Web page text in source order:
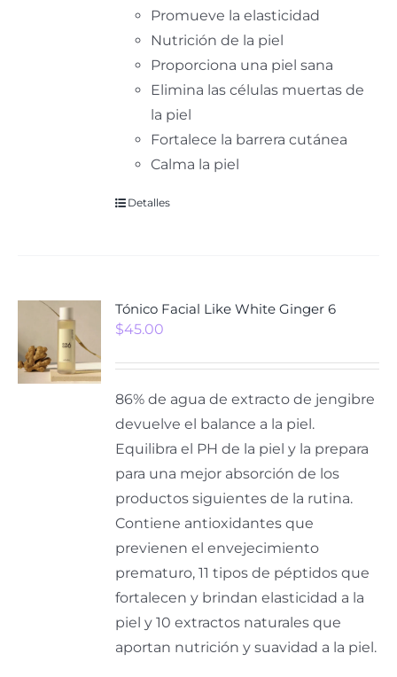
Promueve la elasticidad
Nutrición de la piel
Proporciona una piel sana
Elimina las células muertas de
la piel
Fortalece la barrera cutánea
Calma la piel
Detalles
Tónico Facial Like White Ginger 6
$45.00
86% de agua de extracto de jengibre
devuelve el balance a la piel.
Equilibra el PH de la piel y la prepara
para una mejor absorción de los
productos siguientes de la rutina.
Contiene antioxidantes que
previenen el envejecimiento
prematuro, 11 tipos de péptidos que
fortalecen y brindan elasticidad a la
piel y 10 extractos naturales que
aportan nutrición y suavidad a la piel.